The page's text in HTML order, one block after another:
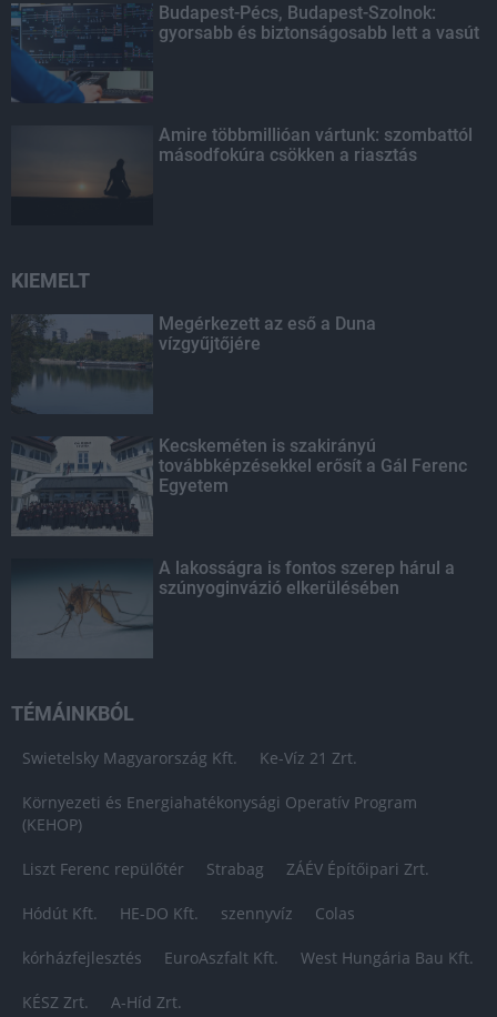
Budapest-Pécs, Budapest-Szolnok:
gyorsabb és biztonságosabb lett a vasút
Amire többmillióan vártunk: szombattól
másodfokúra csökken a riasztás
KIEMELT
Megérkezett az eső a Duna
vízgyűjtőjére
Kecskeméten is szakirányú
továbbképzésekkel erősít a Gál Ferenc
Egyetem
A lakosságra is fontos szerep hárul a
szúnyoginvázió elkerülésében
TÉMÁINKBÓL
Swietelsky Magyarország Kft. Ke-Víz 21 Zrt.
Környezeti és Energiahatékonysági Operatív Program
(KEHOP)
Liszt Ferenc repülőtér Strabag ZÁÉV Építőipari Zrt.
Hódút Kft. HE-DO Kft. szennyvíz Colas
kórházfejlesztés EuroAszfalt Kft. West Hungária Bau Kft.
KÉSZ Zrt. A-Híd Zrt.